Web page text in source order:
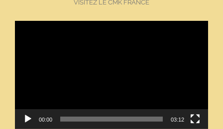
VISITEZ LE CMK FRANCE
00:00 03:12